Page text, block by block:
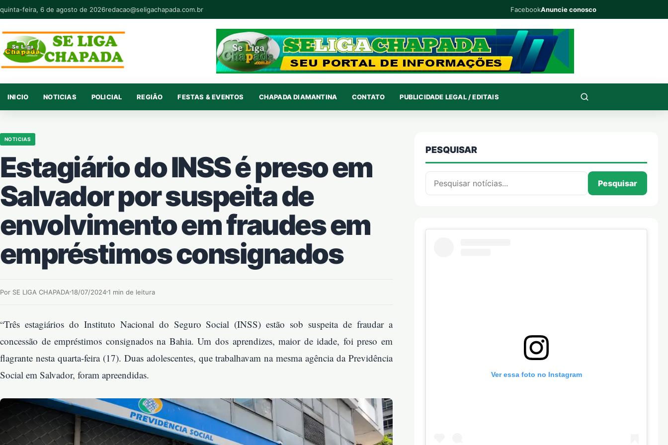
Pular para o conteúdo
quinta-feira, 6 de agosto de 2026redacao@seligachapada.com.br FacebookAnuncie conosco
INICIO NOTICIAS POLICIAL REGIÃO FESTAS & EVENTOS CHAPADA DIAMANTINA CONTATO PUBLICIDADE LEGAL / EDITAIS
NOTICIAS
Estagiário do INSS é preso em
Salvador por suspeita de
envolvimento em fraudes em
empréstimos consignados
Por SE LIGA CHAPADA 18/07/20241 min de leitura
“Três estagiários do Instituto Nacional do Seguro Social (INSS) estão sob suspeita de fraudar a
concessão de empréstimos consignados na Bahia. Um dos aprendizes, maior de idade, foi preso em
flagrante nesta quarta-feira (17). Duas adolescentes, que trabalhavam na mesma agência da Previdência
Social em Salvador, foram apreendidas.
PESQUISAR
Pesquisar por:
Pesquisar
Ver essa foto no Instagram